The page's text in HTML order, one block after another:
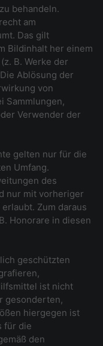
behandeln.
am
Das gilt
Bildinhalt her einem
B. Werke der
Ablösung der
von
Sammlungen,
Verwender der
gelten nur für die
Umfang.
des
nur mit vorheriger
Zum daraus
Honorare in diesen
geschützten
ist nicht
gesonderten,
hiergegen ist
für die
den